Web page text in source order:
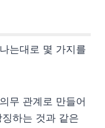
는대로 몇 가지를
무 관계로 만들어
하는 것과 같은